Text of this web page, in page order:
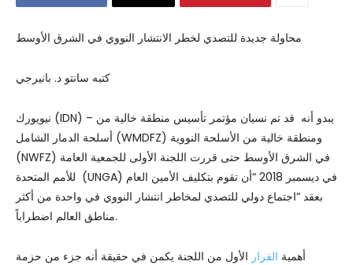
محاولة جديدة للتصدي لخطر الانتشار النووي في الشرق الأوسط
كتبه سانتو د. بانيرجي
نيويورك (IDN) – يبدو أنه قد تم نسيان مؤتمر تأسيس منطقة خالية من
أسلحة الدمار الشامل (WMDFZ) ومنطقة خالية من الأسلحة النووية
(NWFZ) في الشرق الأوسط حتى قررت اللجنة الأولى للجمعية العامة
للأمم المتحدة (UNGA) في ديسمبر 2018 “أن تقوم بتكليف الأمين العام
بعقد “اجتماع دولي للتصدي لمخاطر انتشار النووي في واحدة من أكثر
مناطق العالم اضطراباً.
أهمية القرار الأول من اللجنة يكمن في حقيقة أنه جزء من حزمة